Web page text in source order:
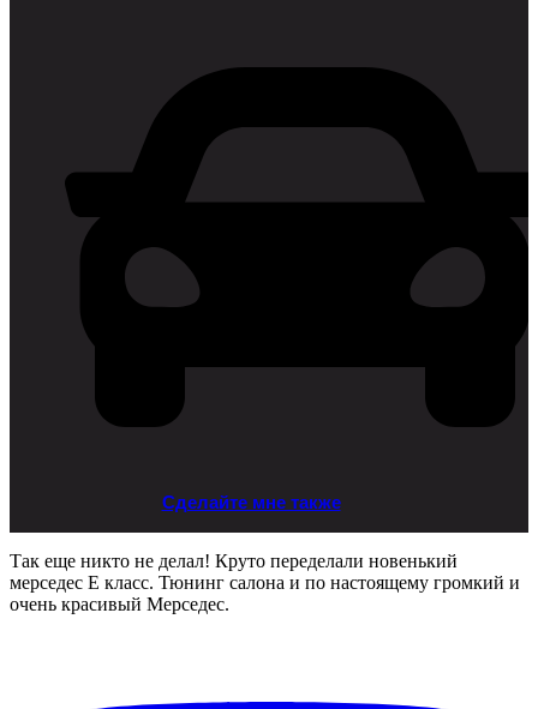
Сделайте мне также
Так еще никто не делал! Круто переделали новенький
мерседес E класс. Тюнинг салона и по настоящему громкий и
очень красивый Мерседес.